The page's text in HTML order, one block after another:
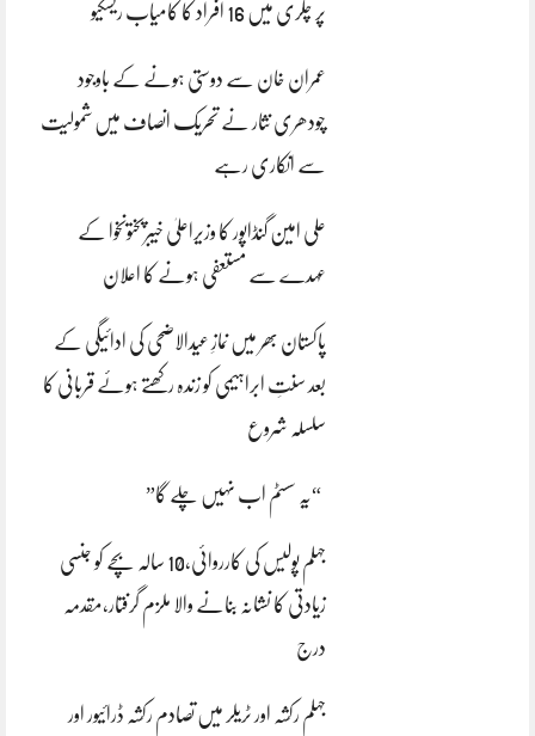
پر چکری میں 16 افراد کا کامیاب ریسکیو
عمران خان سے دوستی ہونے کے باوجود
چودھری نثار نے تحریک انصاف میں شمولیت
سے انکاری رہے
علی امین گنڈاپور کا وزیراعلیٰ خیبرپختونخوا کے
عہدے سے مستعفی ہونے کا اعلان
پاکستان بھر میں نمازِ عیدالاضحی کی ادائیگی کے
بعد سنتِ ابراہیمی کو زندہ رکھتے ہوئے قربانی کا
سلسلہ شروع
“یہ سسٹم اب نہیں چلے گا”
جہلم پولیس کی کارروائی،10 سالہ بچے کو جنسی
زیادتی کا نشانہ بنانے والا ملزم گرفتار،مقدمہ
درج
جہلم رکشہ اور ٹریلر میں تصادم رکشہ ڈرائیور اور